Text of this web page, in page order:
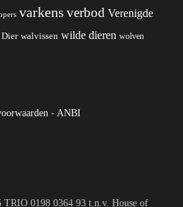
varkens verbod Verenigde
Dier walvissen wilde dieren wolven
- ANBI
0198 0364 93 t.n.v. House of